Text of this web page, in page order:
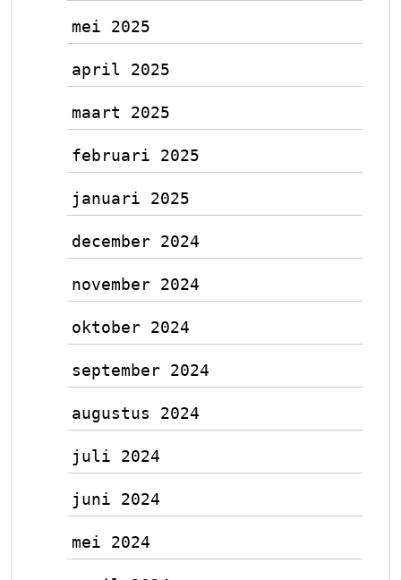
mei 2025
april 2025
maart 2025
februari 2025
januari 2025
december 2024
november 2024
oktober 2024
september 2024
augustus 2024
juli 2024
juni 2024
mei 2024